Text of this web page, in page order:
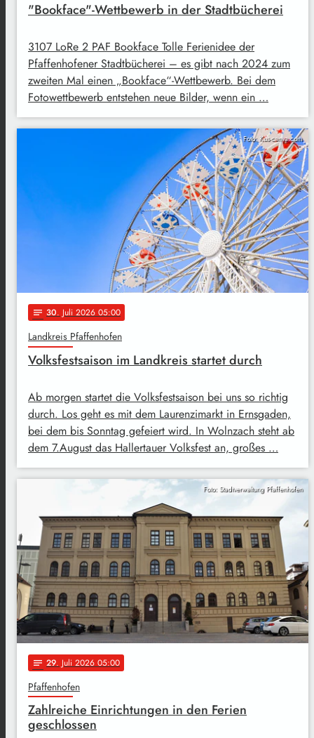
"Bookface"-Wettbewerb in der Stadtbücherei
3107 LoRe 2 PAF Bookface Tolle Ferienidee der
Pfaffenhofener Stadtbücherei – es gibt nach 2024 zum
zweiten Mal einen „Bookface“-Wettbewerb. Bei dem
Fotowettbewerb entstehen neue Bilder, wenn ein …
Foto: Kus-canva.com
notes 30. Juli 2026 05:00
Landkreis Pfaffenhofen
Volksfestsaison im Landkreis startet durch
Ab morgen startet die Volksfestsaison bei uns so richtig
durch. Los geht es mit dem Laurenzimarkt in Ernsgaden,
bei dem bis Sonntag gefeiert wird. In Wolnzach steht ab
dem 7.August das Hallertauer Volksfest an, großes …
Foto: Stadtverwaltung Pfaffenhofen
notes 29. Juli 2026 05:00
Pfaffenhofen
Zahlreiche Einrichtungen in den Ferien
geschlossen